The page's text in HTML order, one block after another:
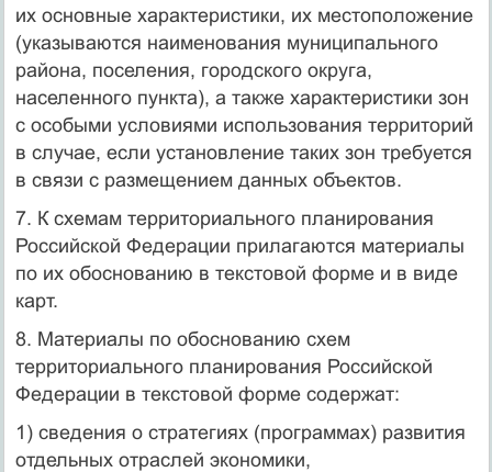
их основные характеристики, их местоположение
(указываются наименования муниципального
района, поселения, городского округа,
населенного пункта), а также характеристики зон
с особыми условиями использования территорий
в случае, если установление таких зон требуется
в связи с размещением данных объектов.
7. К схемам территориального планирования
Российской Федерации прилагаются материалы
по их обоснованию в текстовой форме и в виде
карт.
8. Материалы по обоснованию схем
территориального планирования Российской
Федерации в текстовой форме содержат:
1) сведения о стратегиях (программах) развития
отдельных отраслей экономики,